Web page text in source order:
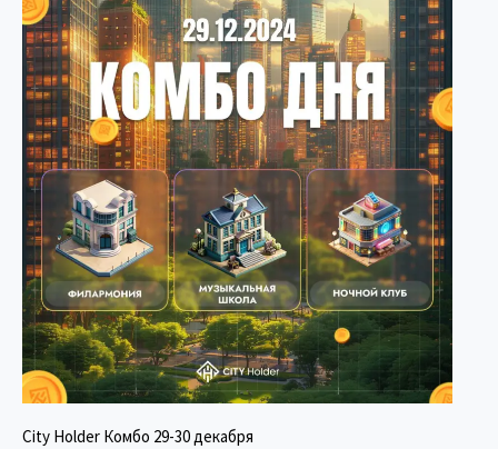
City Holder Комбо 29-30 декабря